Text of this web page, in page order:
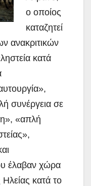
ο οποίος
καταζητεί
ανακριτικών
κατά
συνέργεια σε
«απλή
έλαβαν χώρα
κατά το